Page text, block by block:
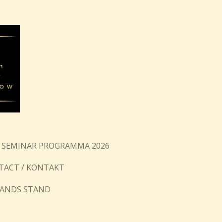
PROGRAMMA 2026
/ KONTAKT
STAND